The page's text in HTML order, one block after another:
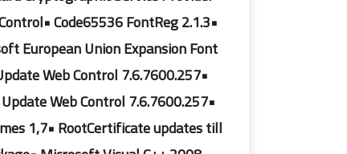
Code65536 FontReg 2.1.3•
European Union Expansion Font
Web Control 7.6.7600.257•
Web Control 7.6.7600.257•
1,7• RootCertificate updates till